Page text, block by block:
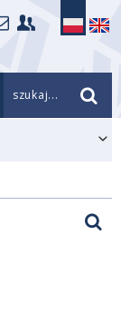
szukaj...